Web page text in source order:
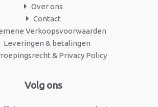
Over ons
Contact
Verkoopsvoorwaarden
Leveringen & betalingen
& Privacy Policy
Volg ons
Facebook